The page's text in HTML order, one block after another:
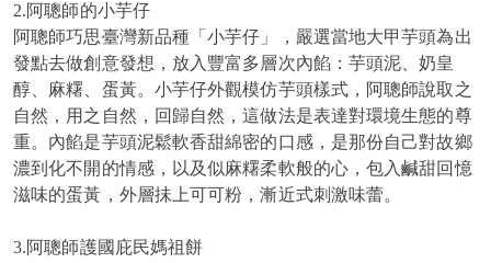
2.阿聰師的小芋仔
阿聰師巧思臺灣新品種「小芋仔」，嚴選當地大甲芋頭為出
發點去做創意發想，放入豐富多層次內餡：芋頭泥、奶皇
醇、麻糬、蛋黃。小芋仔外觀模仿芋頭樣式，阿聰師說取之
自然，用之自然，回歸自然，這做法是表達對環境生態的尊
重。內餡是芋頭泥鬆軟香甜綿密的口感，是那份自己對故鄉
濃到化不開的情感，以及似麻糬柔軟般的心，包入鹹甜回憶
滋味的蛋黃，外層抺上可可粉，漸近式刺激味蕾。
3.阿聰師護國庇民媽祖餅